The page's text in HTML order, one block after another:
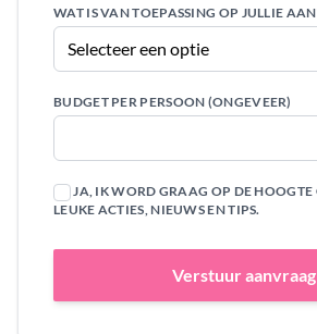
WAT IS VAN TOEPASSING OP JULLIE
BUDGET PER PERSOON (ONGEVEER)
JA, IK WORD GRAAG OP DE HOOGTE GEHOUDEN VAN
LEUKE ACTIES, NIEUWS EN TIPS.
Verstuur aanvraag